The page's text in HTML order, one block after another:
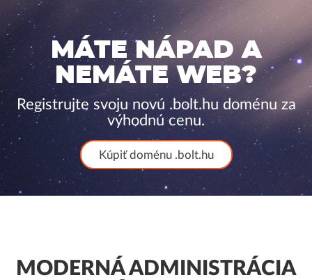
MÁTE NÁPAD A
NEMÁTE WEB?
Registrujte svoju novú .bolt.hu doménu za
výhodnú cenu.
Kúpiť doménu .bolt.hu
MODERNÁ ADMINISTRÁCIA